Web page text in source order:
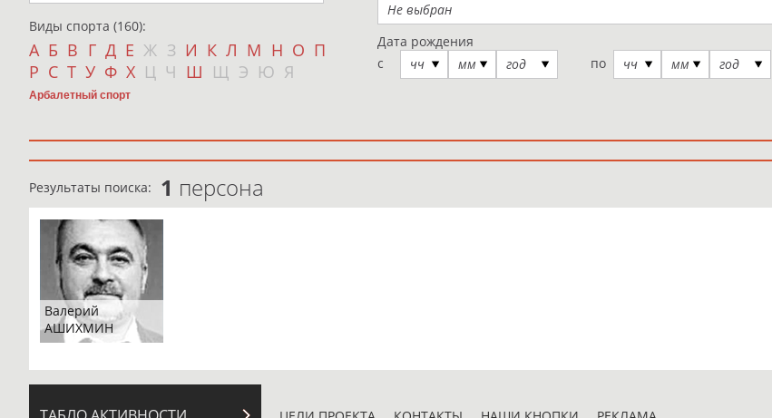
Виды спорта (160):
А Б В Г Д Е Ж З И К Л М Н О П
Р С Т У Ф Х Ц Ч Ш Щ Э Ю Я
Арбалетный спорт
Не выбран
Дата рождения
с
чч мм год по чч мм год
Результаты поиска: 1 персона
Валерий
АШИХМИН